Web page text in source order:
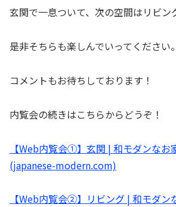
玄関で一息ついて、次の空間はリビン
是非そちらも楽しんでいってください。
コメントもお待ちしております！
内覧会の続きはこちらからどうぞ！
【Web内覧会①】玄関 | 和モダンなお
(japanese-modern.com)
【Web内覧会②】リビング | 和モダン